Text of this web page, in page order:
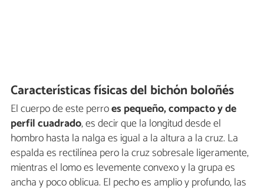
Características físicas del bichón boloñés
El cuerpo de este perroes pequeño, compacto y de
perfil cuadrado, es decir que la longitud desde el
hombro hasta la nalga es igual a la altura a la cruz. La
espalda es rectilínea pero la cruz sobresale ligeramente,
mientras el lomo es levemente convexo y la grupa es
ancha y poco oblicua. El pecho es amplio y profundo, las